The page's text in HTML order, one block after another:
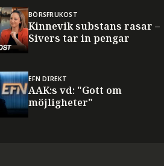
BÖRSFRUKOST
Kinnevik substans rasar –
Sivers tar in pengar
EFN DIREKT
AAK:s vd: "Gott om
möjligheter"